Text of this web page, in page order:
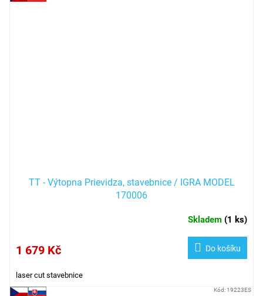
TT - Výtopna Prievidza, stavebnice / IGRA MODEL
170006
Skladem (1 ks)
1 679 Kč Do košíku
laser cut stavebnice
Kód: 19223ES